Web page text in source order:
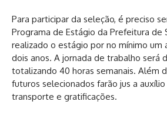
Para participar da seleção, é preciso
Programa de Estágio da Prefeitura de
realizado o estágio por no mínimo um
dois anos. A jornada de trabalho será
totalizando 40 horas semanais. Além
futuros selecionados farão jus a
transporte e gratificações.